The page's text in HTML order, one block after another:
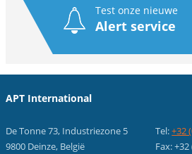
Test onze nieuwe
Alert service
APT International
De Tonne 73, Industriezone 5
9800 Deinze, België
Tel:+32
Fax: